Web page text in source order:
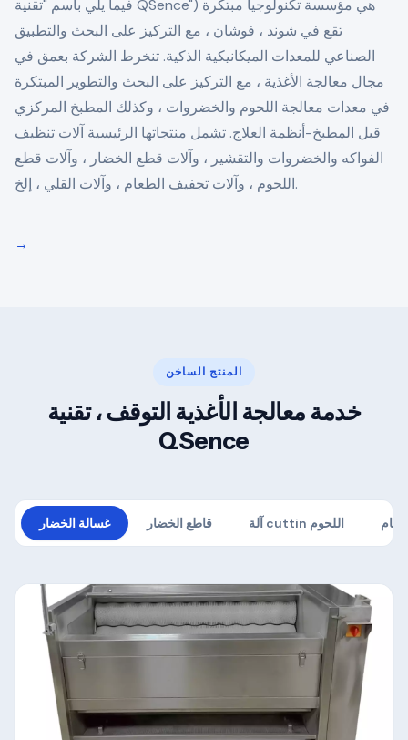
فيما يلي باسم "تقنية QSence") هي مؤسسة تكنولوجيا مبتكرة
تقع في شوند ، فوشان ، مع التركيز على البحث والتطبيق
الصناعي للمعدات الميكانيكية الذكية. تنخرط الشركة بعمق في
مجال معالجة الأغذية ، مع التركيز على البحث والتطوير المبتكرة
في معدات معالجة اللحوم والخضروات ، وكذلك المطبخ المركزي
قبل المطبخ-أنظمة العلاج. تشمل منتجاتها الرئيسية آلات تنظيف
الفواكه والخضروات والتقشير ، وآلات قطع الخضار ، وآلات قطع
اللحوم ، وآلات تجفيف الطعام ، وآلات القلي ، إلخ.
→
المنتج الساخن
خدمة معالجة الأغذية التوقف ، تقنية
QSence
غسالة الخضار قاطع الخضار آلة cuttin اللحوم